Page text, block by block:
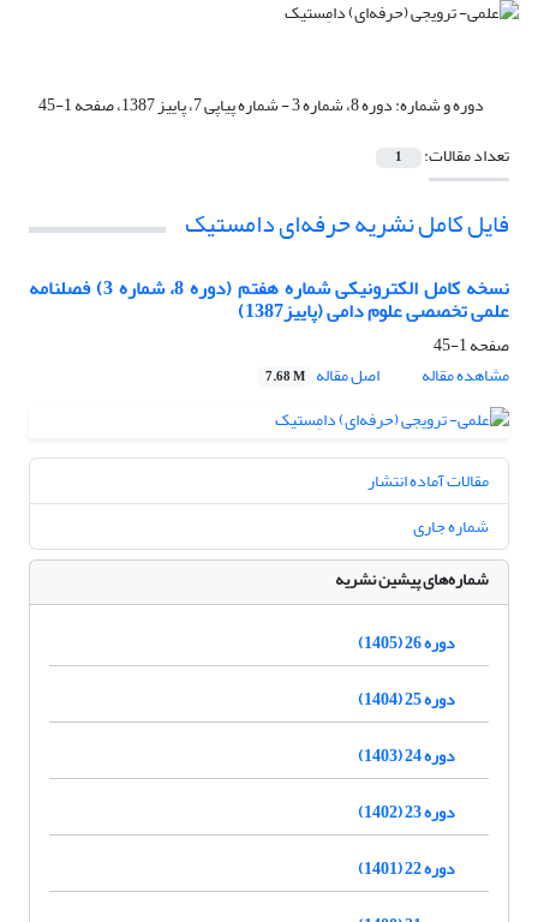
دوره و شماره:دوره 8، شماره 3 - شماره پیاپی 7، پاییز 1387، صفحه 1-45
تعداد مقالات:
1
فایل کامل نشریه حرفه‌ای دامستیک
نسخه کامل الکترونیکی شماره هفتم (دوره 8، شماره 3) فصلنامه
علمی تخصصی علوم دامی (پاییز1387)
صفحه1-45
مشاهده مقاله
اصل مقاله 7.68 M
مقالات آماده انتشار
شماره جاری
شماره‌های پیشین نشریه
دوره 26 (1405)
دوره 25 (1404)
دوره 24 (1403)
دوره 23 (1402)
دوره 22 (1401)